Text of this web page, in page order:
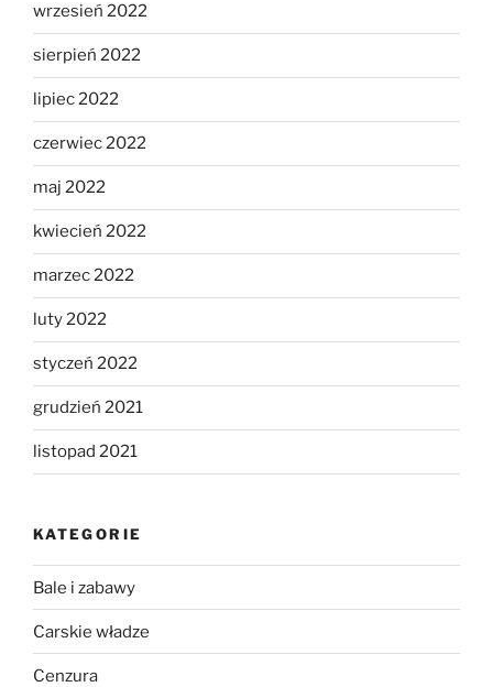
wrzesień 2022
sierpień 2022
lipiec 2022
czerwiec 2022
maj 2022
kwiecień 2022
marzec 2022
luty 2022
styczeń 2022
grudzień 2021
listopad 2021
KATEGORIE
Bale i zabawy
Carskie władze
Cenzura